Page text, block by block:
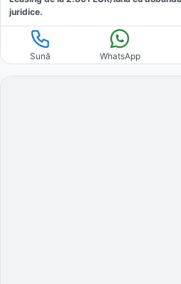
juridice.
Sună WhatsApp